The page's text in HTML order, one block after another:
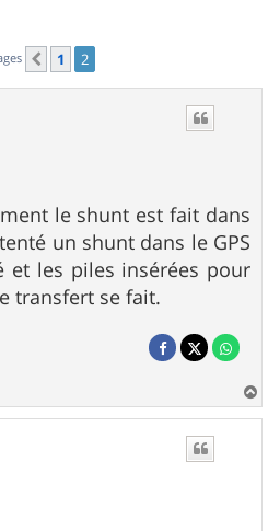
Précédent
1 2
le shunt est fait dans
un shunt dans le GPS
et les piles insérées pour
transfert se fait.
a